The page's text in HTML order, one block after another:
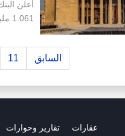
أعلن
1.061 مليار دولار بمتوسط عائد
السابق 11
عقارات تقارير وحوارات